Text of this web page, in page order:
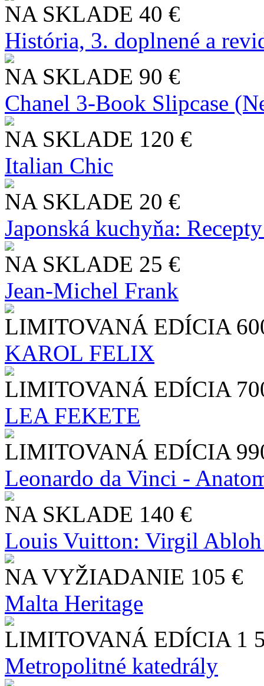
NA SKLADE 40 €
História, 3. doplnené a
NA SKLADE 90 €
Chanel 3-Book Slipcase
NA SKLADE 120 €
Italian Chic
NA SKLADE 20 €
Japonská kuchyňa:
NA SKLADE 25 €
Jean-Michel Frank
LIMITOVANÁ EDÍCIA
KAROL FELIX
LIMITOVANÁ EDÍCIA
LEA FEKETE
LIMITOVANÁ EDÍCIA
Leonardo da Vinci -
NA SKLADE 140 €
Louis Vuitton: Virgil
NA VYŽIADANIE 105 €
Malta Heritage
LIMITOVANÁ EDÍCIA 1
Metropolitné katedrály